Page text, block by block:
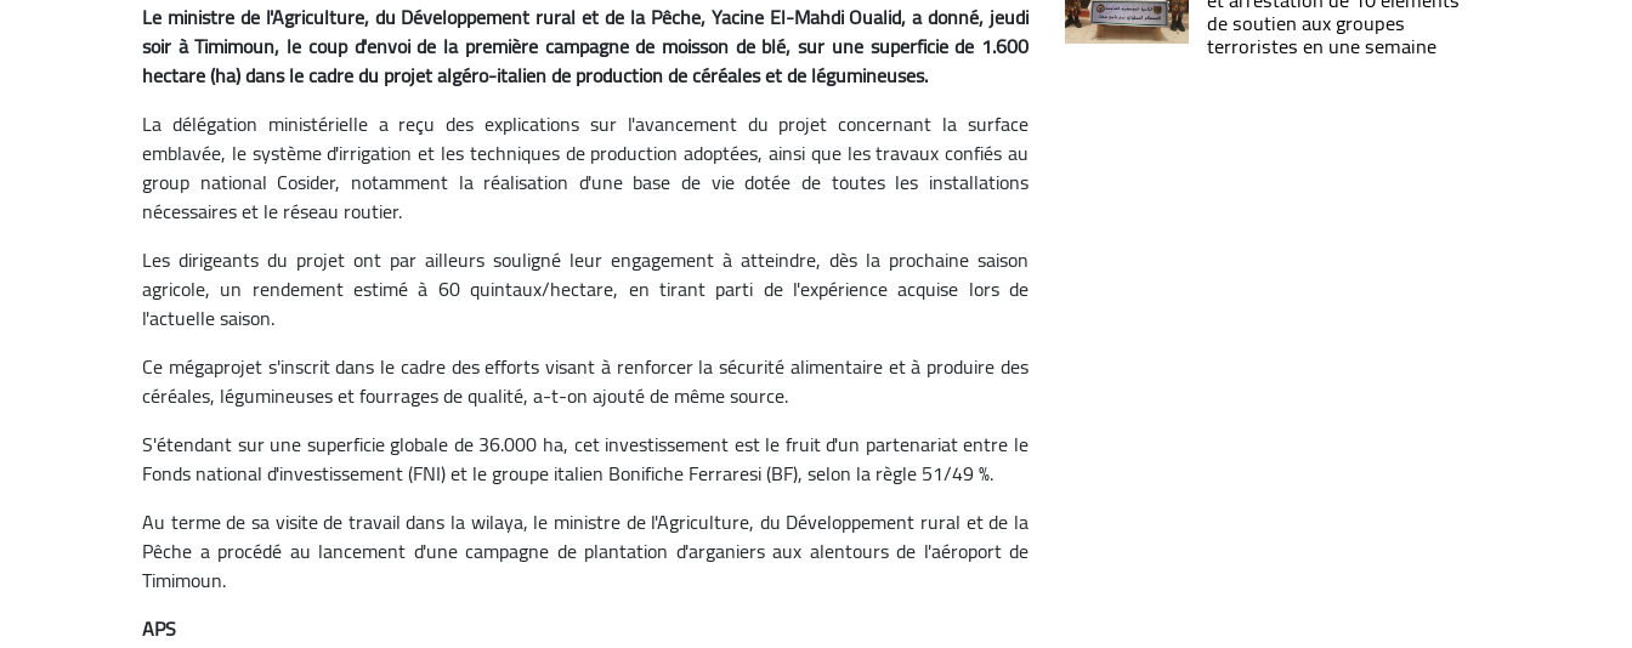
Le ministre de l'Agriculture, du Développement rural et de la Pêche, Yacine El-Mahdi Oualid, a donné, jeudi
soir à Timimoun, le coup d'envoi de la première campagne de moisson de blé, sur une superficie de 1.600
hectare (ha) dans le cadre du projet algéro-italien de production de céréales et de légumineuses.
La délégation ministérielle a reçu des explications sur l'avancement du projet concernant la surface
emblavée, le système d'irrigation et les techniques de production adoptées, ainsi que les travaux confiés au
group national Cosider, notamment la réalisation d'une base de vie dotée de toutes les installations
nécessaires et le réseau routier.
Les dirigeants du projet ont par ailleurs souligné leur engagement à atteindre, dès la prochaine saison
agricole, un rendement estimé à 60 quintaux/hectare, en tirant parti de l'expérience acquise lors de
l'actuelle saison.
Ce mégaprojet s'inscrit dans le cadre des efforts visant à renforcer la sécurité alimentaire et à produire des
céréales, légumineuses et fourrages de qualité, a-t-on ajouté de même source.
S'étendant sur une superficie globale de 36.000 ha, cet investissement est le fruit d'un partenariat entre le
Fonds national d'investissement (FNI) et le groupe italien Bonifiche Ferraresi (BF), selon la règle 51/49 %.
Au terme de sa visite de travail dans la wilaya, le ministre de l'Agriculture, du Développement rural et de la
Pêche a procédé au lancement d'une campagne de plantation d'arganiers aux alentours de l'aéroport de
Timimoun.
APS
de soutien aux groupes
terroristes en une semaine